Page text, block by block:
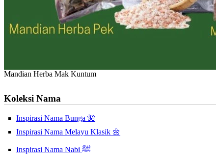
Mandian Herba Mak Kuntum
Koleksi Nama
Inspirasi Nama Bunga 🌺
Inspirasi Nama Melayu Klasik 🌼
Inspirasi Nama Nabi ﷺ